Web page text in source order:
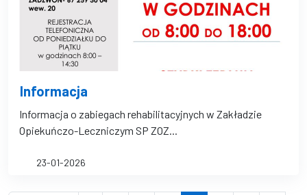
Informacja
Informacja o zabiegach rehabilitacyjnych w Zakładzie
Opiekuńczo-Leczniczym SP ZOZ...
23-01-2026